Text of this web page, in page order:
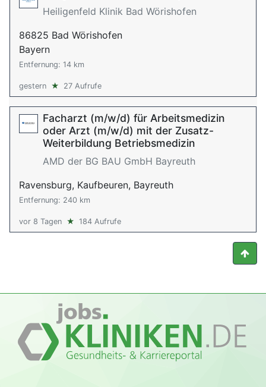
Heiligenfeld Klinik Bad Wörishofen
86825 Bad Wörishofen
Bayern
Entfernung: 14 km
gestern ★ 27 Aufrufe
Facharzt (m/w/d) für Arbeitsmedizin
oder Arzt (m/w/d) mit der Zusatz-
Weiterbildung Betriebsmedizin
AMD der BG BAU GmbH Bayreuth
Ravensburg, Kaufbeuren, Bayreuth
Entfernung: 240 km
vor 8 Tagen ★ 184 Aufrufe